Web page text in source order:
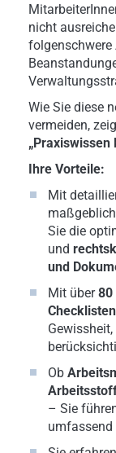
nicht
folgenschwere
Wie Sie diese
vermeiden,
„Praxiswissen
Ihre Vorteile:
Mit
Sie die
und
und
Mit über80
Checklisten
Ob
– Sie
umfassend